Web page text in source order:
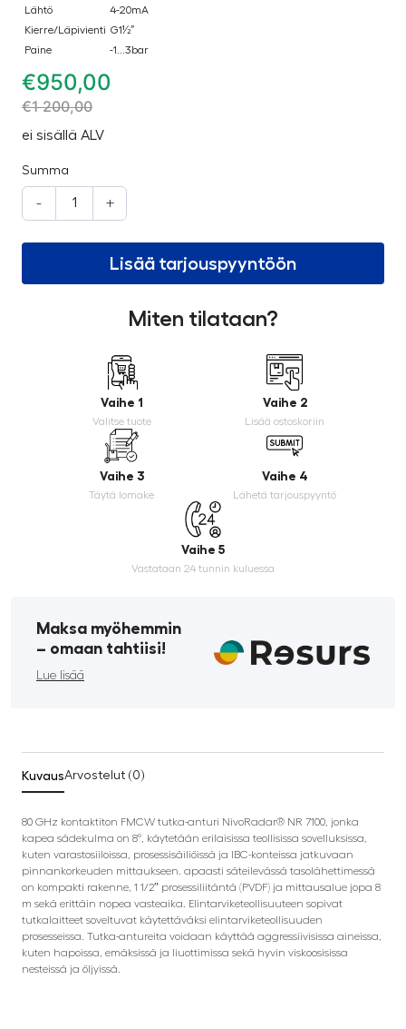
Lähtö
4-20mA
Kierre/Läpivienti G1½”
Paine
-1...3bar
€950,00
€1 200,00
ei sisällä ALV
Summa
- +
Lisää tarjouspyyntöön
Miten tilataan?
Vaihe 1
Valitse tuote
Vaihe 2
Lisää ostoskoriin
Vaihe 3
Täytä lomake
Vaihe 4
Lähetä tarjouspyyntö
Vaihe 5
Vastataan 24 tunnin kuluessa
Maksa myöhemmin
­– omaan tahtiisi!
Lue lisää
KuvausArvostelut (0)
80 GHz kontaktiton FMCW tutka-anturi NivoRadar® NR 7100, jonka
kapea sädekulma on 8°, käytetään erilaisissa teollisissa sovelluksissa,
kuten varastosiiloissa, prosessisäiliöissä ja IBC-konteissa jatkuvaan
pinnankorkeuden mittaukseen. apaasti säteilevässä tasolähettimessä
on kompakti rakenne, 1 1/2″ prosessiliitäntä (PVDF) ja mittausalue jopa 8
m sekä erittäin nopea vasteaika. Elintarviketeollisuuteen sopivat
tutkalaitteet soveltuvat käytettäväksi elintarviketeollisuuden
prosesseissa. Tutka-antureita voidaan käyttää aggressiivisissa aineissa,
kuten hapoissa, emäksissä ja liuottimissa sekä hyvin viskoosisissa
nesteissä ja öljyissä.